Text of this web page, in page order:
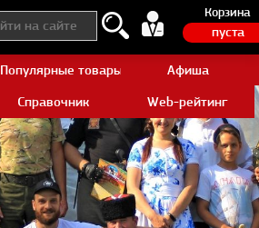
Корзина
пуста
Популярные товары AliexpressАфиша
Справочник
Web-рейтинг